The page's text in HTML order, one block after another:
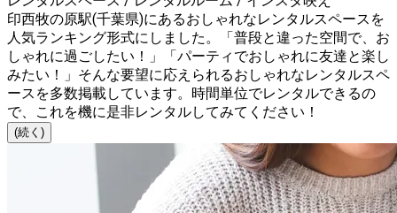
印西牧の原駅(千葉県)にあるおしゃれなレンタルスペースを
人気ランキング形式にしました。「普段と違った空間で、お
しゃれに過ごしたい！」「パーティでおしゃれに友達と楽し
みたい！」そんな要望に応えられるおしゃれなレンタルスペ
ースを多数掲載しています。時間単位でレンタルできるの
で、これを機に是非レンタルしてみてください！
(続く)